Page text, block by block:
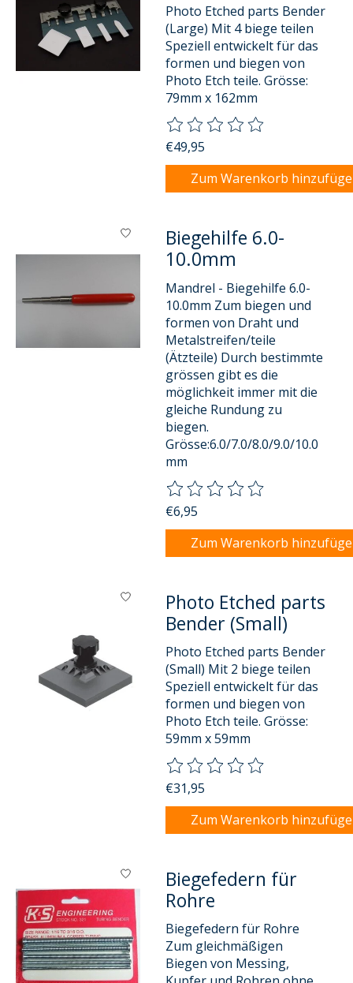
Photo Etched parts Bender
(Large) Mit 4 biege teilen
Speziell entwickelt für das
formen und biegen von
Photo Etch teile. Grösse:
79mm x 162mm
Die Bewertung dieses
€49,95
Zum Warenkorb
Biegehilfe 6.0-
10.0mm
Mandrel - Biegehilfe 6.0-
10.0mm Zum biegen und
formen von Draht und
Metalstreifen/teile
(Ätzteile) Durch bestimmte
grössen gibt es die
möglichkeit immer mit die
gleiche Rundung zu
biegen.
Grösse:6.0/7.0/8.0/9.0/10.0
mm
Die Bewertung dieses
€6,95
Zum Warenkorb
Photo Etched parts
Bender (Small)
Photo Etched parts Bender
(Small) Mit 2 biege teilen
Speziell entwickelt für das
formen und biegen von
Photo Etch teile. Grösse:
59mm x 59mm
Die Bewertung dieses
€31,95
Zum Warenkorb
Biegefedern für
Rohre
Biegefedern für Rohre
Zum gleichmäßigen
Biegen von Messing,